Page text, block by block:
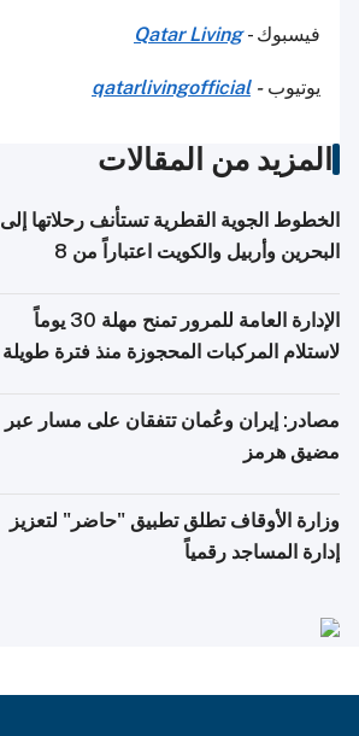
فيسبوك -Qatar Living
يوتيوب-
qatarlivingofficial
المزيد من المقالات
الخطوط الجوية القطرية تستأنف رحلاتها إلى
البحرين وأربيل والكويت اعتباراً من 8
الإدارة العامة للمرور تمنح مهلة 30 يوماً
لاستلام المركبات المحجوزة منذ فترة طويلة
مصادر: إيران وعُمان تتفقان على مسار عبر
مضيق هرمز
وزارة الأوقاف تطلق تطبيق "حاضر" لتعزيز
إدارة المساجد رقمياً